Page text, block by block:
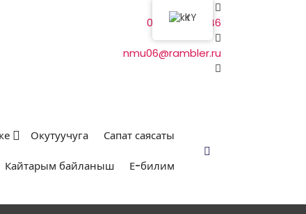
03522 5-17-46
nmu06@rambler.ru
Окутуучуга Сапат саясаты
Кайтарым байланыш Е-билим
KY